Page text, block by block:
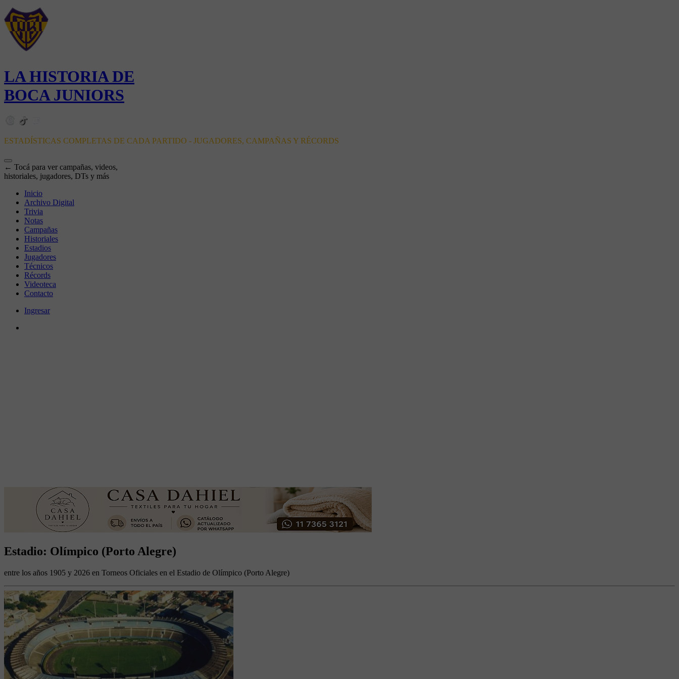
LA HISTORIA DE
BOCA JUNIORS
ESTADÍSTICAS COMPLETAS DE CADA PARTIDO - JUGADORES, CAMPAÑAS Y RÉCORDS
← Tocá para ver campañas, videos,
historiales, jugadores, DTs y más
Inicio
Archivo Digital
Trivia
Notas
Campañas
Historiales
Estadios
Jugadores
Técnicos
Récords
Videoteca
Contacto
Ingresar
Estadio: Olímpico (Porto Alegre)
entre los años 1905 y 2026 en Torneos Oficiales en el Estadio de Olímpico (Porto Alegre)